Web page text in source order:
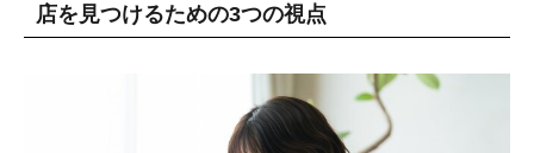
店を見つけるための3つの視点